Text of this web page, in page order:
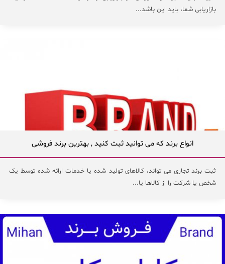
بازاریابی شما، باید این باشد...
انواع برند که می توانید ثبت کنید , بهترین برند فروشی
ثبت برند تجاری می تواند، کالاهای تولید شده یا خدمات ارائه شده توسط یک
شخص یا شرکت را از کالاها یا...